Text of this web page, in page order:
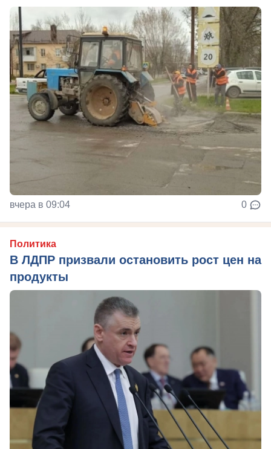
вчера в 09:04 0
Политика
В ЛДПР призвали остановить рост цен на
продукты